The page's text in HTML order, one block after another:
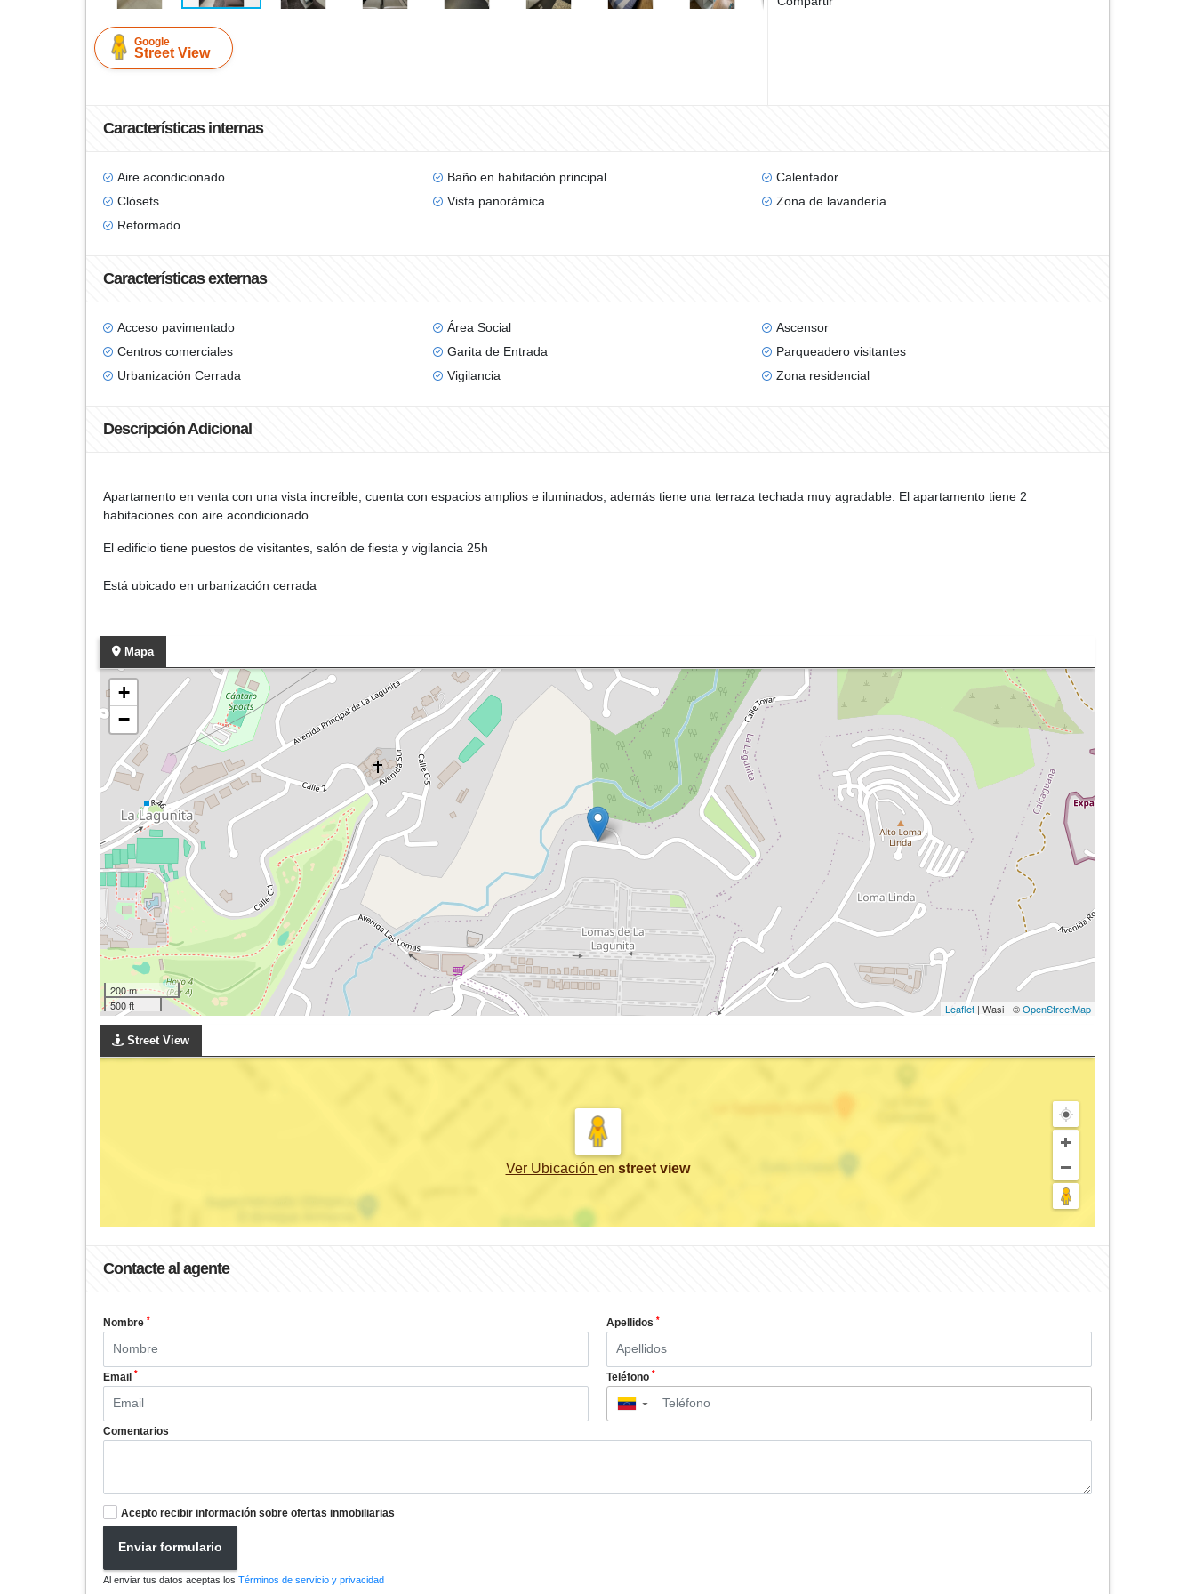
Google
Street View
Características internas
Aire acondicionado Baño en habitación principal
Calentador
Clósets
Vista panorámica
Zona de lavandería
Reformado
Características externas
Acceso pavimentado Área Social
Ascensor
Centros comerciales
Garita de Entrada
Parqueadero visitantes
Urbanización Cerrada
Vigilancia Zona residencial
Descripción Adicional
Apartamento en venta con una vista increíble, cuenta con espacios amplios e iluminados, además tiene una terraza techada muy agradable. El apartamento tiene 2
habitaciones con aire acondicionado.
El edificio tiene puestos de visitantes, salón de fiesta y vigilancia 25h
Está ubicado en urbanización cerrada
Mapa
+
−
200 m
500 ft
Leaflet | Wasi - ©OpenStreetMap
Street View
Ver Ubicación en street view
Contacte al agente
Nombre * Apellidos *
Email * Teléfono *
▼
Comentarios
Acepto recibir información sobre ofertas inmobiliarias
Enviar formulario
Al enviar tus datos aceptas los Términos de servicio y privacidad